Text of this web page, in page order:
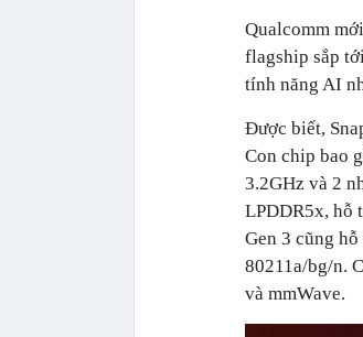
Qualcomm
flagship sắp
tính năng AI
Được biết,
Con chip bao
3.2GHz và 2
LPDDR5x, hỗ
Gen 3 cũng
80211a/bg/n.
và mmWave.